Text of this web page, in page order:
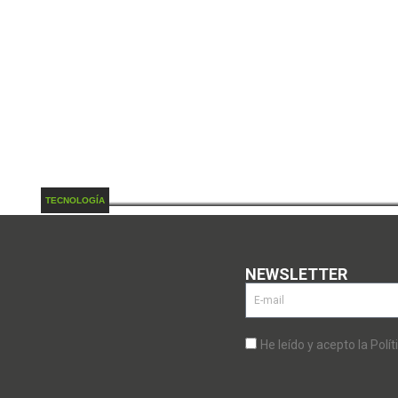
TECNOLOGÍA
El 2019 ve carregat de 5G i de
NEWSLETTER
He leído y acepto la